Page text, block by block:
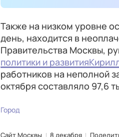
Также на низком уровне
день, находится в
Правительства Москвы,
политики и развития
работников на неполной
октября составляло 97,6
Город
Сайт Москвы 8 декабря